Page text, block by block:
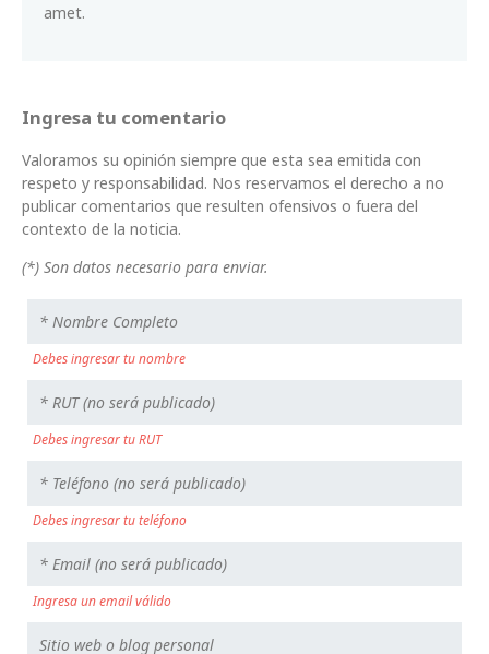
amet.
Ingresa tu comentario
Valoramos su opinión siempre que esta sea emitida con
respeto y responsabilidad. Nos reservamos el derecho a no
publicar comentarios que resulten ofensivos o fuera del
contexto de la noticia.
(*) Son datos necesario para enviar.
Debes ingresar tu nombre
Debes ingresar tu RUT
Debes ingresar tu teléfono
Ingresa un email válido